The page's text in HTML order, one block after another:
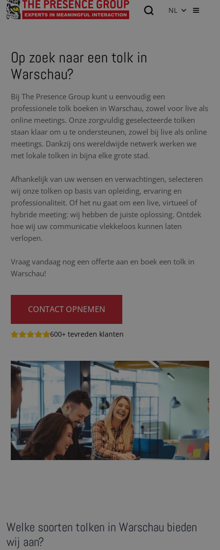
NL
Op zoek naar een tolk in
Warschau?
Bij The Presence Group kunt u eenvoudig een
professionele tolk boeken in Warschau, zowel voor live als
online meetings. Onze zorgvuldig geselecteerde tolken
staan klaar om u te ondersteunen, zowel bij live als online
meetings. Dankzij ons wereldwijde netwerk werken we
met lokale tolken in bijna elke grote stad.
Afhankelijk van uw wensen en verwachtingen, selecteren
wij onze tolken op basis van opleiding, ervaring en
professionaliteit. Of het nu gaat om een live, virtueel of
hybride meeting: wij hebben de juiste oplossing. Ontdek
hoe wij uw communicatie vlekkeloos kunnen laten
verlopen.
Vraag vandaag nog een offerte aan en boek een tolk in
Warschau!
CONTACT OPNEMEN
600+ tevreden klanten
Welke soorten tolken in Warschau bieden
wij aan?